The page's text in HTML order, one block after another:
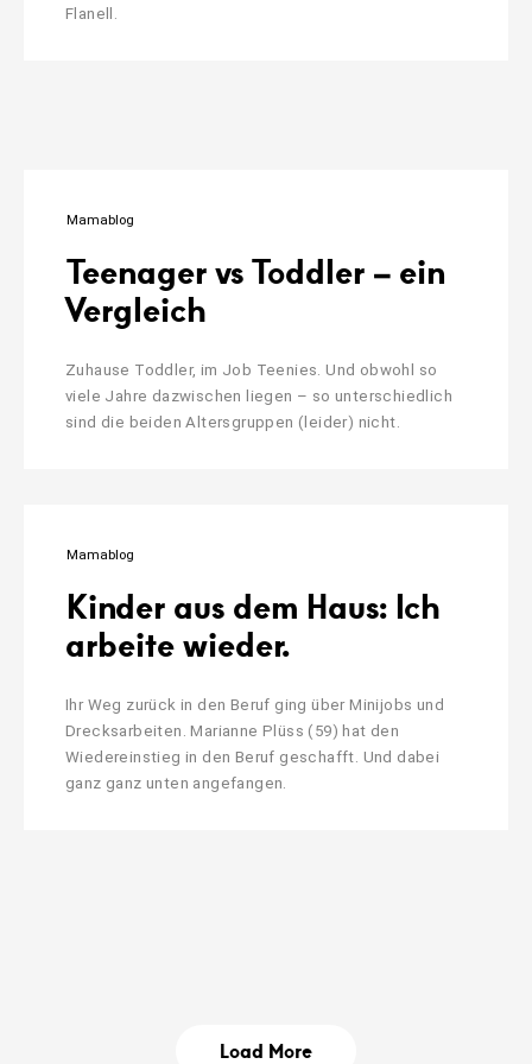
Flanell.
Mamablog
Teenager vs Toddler – ein
Vergleich
Zuhause Toddler, im Job Teenies. Und obwohl so
viele Jahre dazwischen liegen – so unterschiedlich
sind die beiden Altersgruppen (leider) nicht.
Mamablog
Kinder aus dem Haus: Ich
arbeite wieder.
Ihr Weg zurück in den Beruf ging über Minijobs und
Drecksarbeiten. Marianne Plüss (59) hat den
Wiedereinstieg in den Beruf geschafft. Und dabei
ganz ganz unten angefangen.
Load More